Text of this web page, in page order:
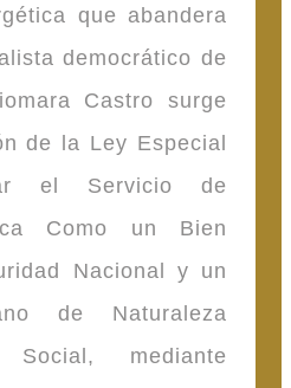
que abandera
democrático de
Castro surge
de la Ley Especial
el Servicio de
Como un Bien
Nacional y un
de Naturaleza
mediante